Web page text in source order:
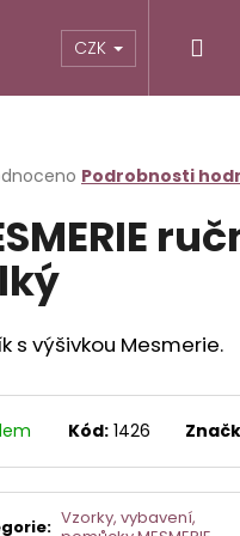
CZK
Podrobnosti
s výšivkou Mesmerie.
Kód: 1426
: Vzorky, vybavení,